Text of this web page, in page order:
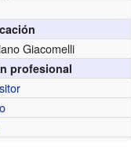
Giacomelli
profesional